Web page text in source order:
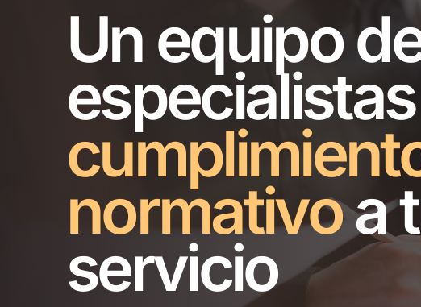
Un equipo
normativoa
servicio